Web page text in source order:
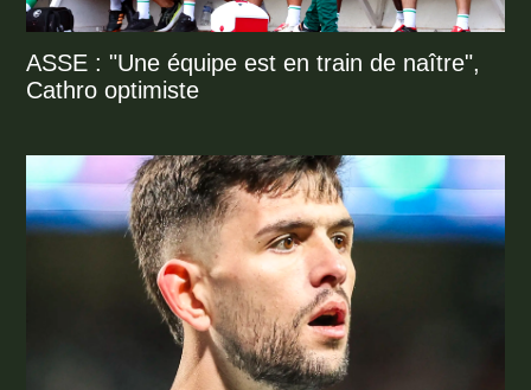
ASSE : "Une équipe est en train de naître",
Cathro optimiste